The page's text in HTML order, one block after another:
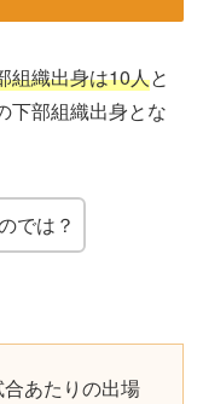
組織出身は10人と
下部組織出身とな
では？
あたりの出場